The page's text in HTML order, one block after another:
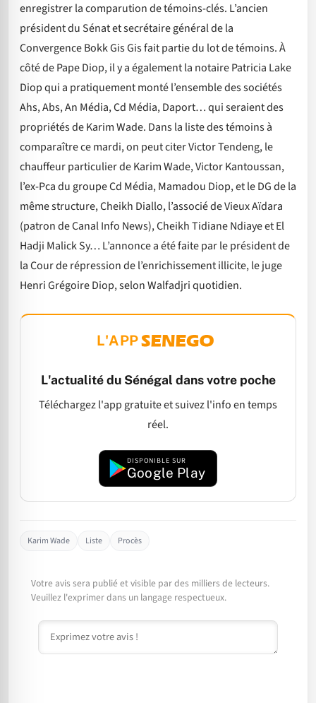
enregistrer la comparution de témoins-clés. L’ancien
président du Sénat et secrétaire général de la
Convergence Bokk Gis Gis fait partie du lot de témoins. À
côté de Pape Diop, il y a également la notaire Patricia Lake
Diop qui a pratiquement monté l’ensemble des sociétés
Ahs, Abs, An Média, Cd Média, Daport… qui seraient des
propriétés de Karim Wade. Dans la liste des témoins à
comparaître ce mardi, on peut citer Victor Tendeng, le
chauffeur particulier de Karim Wade, Victor Kantoussan,
l’ex-Pca du groupe Cd Média, Mamadou Diop, et le DG de la
même structure, Cheikh Diallo, l’associé de Vieux Aïdara
(patron de Canal Info News), Cheikh Tidiane Ndiaye et El
Hadji Malick Sy… L’annonce a été faite par le président de
la Cour de répression de l’enrichissement illicite, le juge
Henri Grégoire Diop, selon Walfadjri quotidien.
L'APP
L'actualité du Sénégal dans votre poche
Téléchargez l'app gratuite et suivez l'info en temps
réel.
DISPONIBLE SUR
Google Play
Karim Wade Liste Procès
Votre avis sera publié et visible par des milliers de lecteurs.
Veuillez l'exprimer dans un langage respectueux.
Commentaire